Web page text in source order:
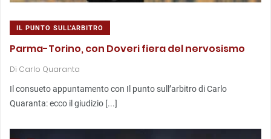
IL PUNTO SULL'ARBITRO
Parma-Torino, con Doveri fiera del nervosismo
Di Carlo Quaranta
Il consueto appuntamento con Il punto sull’arbitro di Carlo
Quaranta: ecco il giudizio [...]